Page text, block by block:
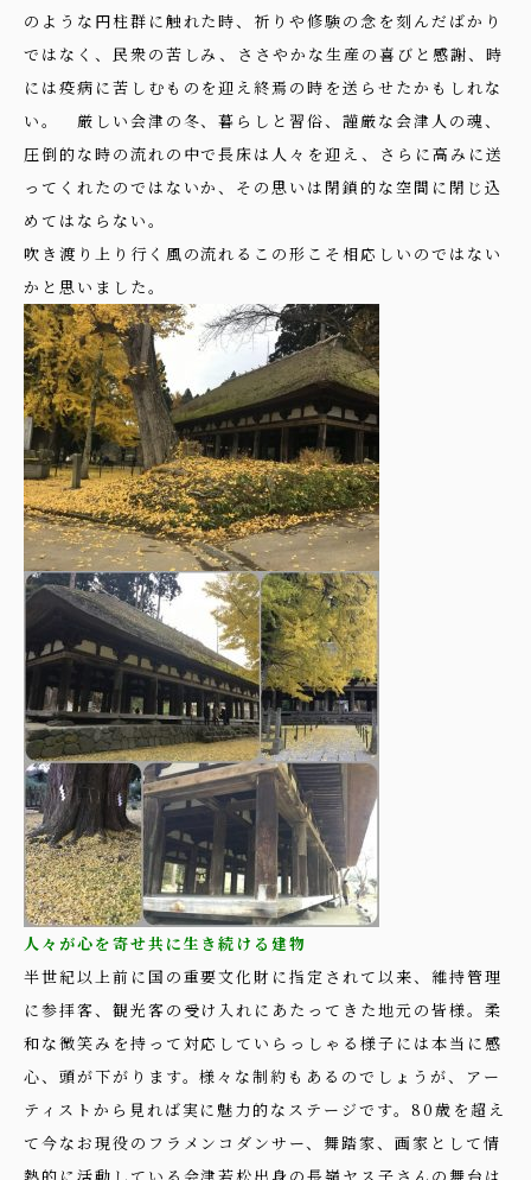
のような円柱群に触れた時、祈りや修験の念を刻んだばかり
ではなく、民衆の苦しみ、ささやかな生産の喜びと感謝、時
には疫病に苦しむものを迎え終焉の時を送らせたかもしれな
い。 厳しい会津の冬、暮らしと習俗、謹厳な会津人の魂、
圧倒的な時の流れの中で長床は人々を迎え、さらに高みに送
ってくれたのではないか、その思いは閉鎖的な空間に閉じ込
めてはならない。
吹き渡り上り行く風の流れるこの形こそ相応しいのではない
かと思いました。
人々が心を寄せ共に生き続ける建物
半世紀以上前に国の重要文化財に指定されて以来、維持管理
に参拝客、観光客の受け入れにあたってきた地元の皆様。柔
和な微笑みを持って対応していらっしゃる様子には本当に感
心、頭が下がります。様々な制約もあるのでしょうが、アー
ティストから見れば実に魅力的なステージです。80歳を超え
て今なお現役のフラメンコダンサー、舞踏家、画家として情